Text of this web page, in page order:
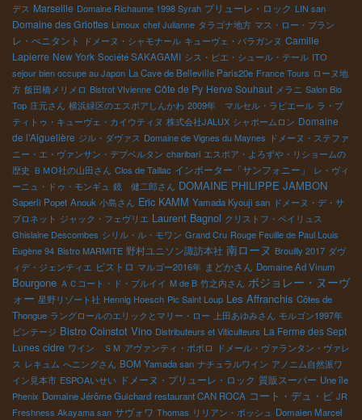
デス Marseille Domaine Richaume 1998 Syrah プリューレ・ロック LIN san
Domaine des Griottes Limoux chef Julianne タラゴナ地方 マス・ロー・ブラン
レ・ぺニタント ドメーヌ・シャモナール キューヴェ・バラガンヌ Camille
Lapierre New York Société SAKAGAMI シス・ピエ・シュール・テール ITO
sejour bien occupe au Japon La Cave de Belleville Paris20e France Tours ローヌ地
方 飯田橋メリメロ Bistrot VIvienne Côte de Py Herve Souhaut メラニ Salon Bio
Top 庄元さん 横浜緑区のエスポアしんかわ 2009年 マルセル・ラピエール ラ・プ
ティトゥ・キューヴェ・カイウティヌ 株式会社JALUX シャポームロン Domaine
de l’Aiguelière ジル・ダヴァス Domaine de Vignes du Maynes ドメーヌ・ステファ
ニー・エ・ヴァンサン・デブベルタン charibari エスポア・よろずや・リショームの
歴史 ＢＭО社の山田さん Clos de Taillac インポーター「サンフォニー」
レ・ヴィ
ーニュ・ドゥ・モンギュ 鏡 健二郎さん DOMAINE PHILIPPE JAMBON
Saperli Popet Anouk 小島さん Eric KAMM Yamada Kyouji san ドメーヌ・デ・サ
ブロネット ジャック・フェヴリエ Laurent Bagnol クリストフ・ペイリュス
Ghislaine Descombes シリル・ル・モワン Grand Cru Rouge Feuille de Paul Louis
Eugène 94 Bistro MARMITE 野村ユニソン諏訪本社 南ローヌ Brouilly 2017 ダヴ
ィデ・ジェンティエ ビストロ マルゴー2016年 まどかさん Domaine Ad Vinum
Bourgone ＡＣコート・ド・ブルイイ M de B 竹之内さん ボジョレー・ヌーヴ
ォー 星野リゾート社 Hennig Hoesch Pic Saint Loup Les Affranchis Côtes de
Thongue ラングロールのエリックとマリー・ロー 上田あゆみさん モルゴン1997年
ビンテージ Bistro Coinstot Vino Distributeurs et Viticulteurs La Ferme des Sept
Lunes cidre ワイン ＳＭ アヴァンティ・ポポロ
ドメール・ヴァランタン・ヴァレ
ス レキュム へニングさん BOM Yamada san ナチュラルワイン アノニム自然派ワ
イン見本市 ESPOAいせい ドメーヌ・プリューレ・ロック 質販スーパー Une île
Phenix Domaine Jérôme Guichard restaurant CAN ROCA コート・デュ・ピ JR
Freshness Akayama san サヴォワ Thomas リリアン・ボッシュ Domaien Marcel